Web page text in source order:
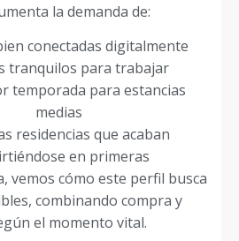
la demanda de:
conectadas digitalmente
tranquilos para trabajar
temporada para estancias
medias
residencias que acaban
en primeras
vemos cómo este perfil busca
combinando compra y
el momento vital.